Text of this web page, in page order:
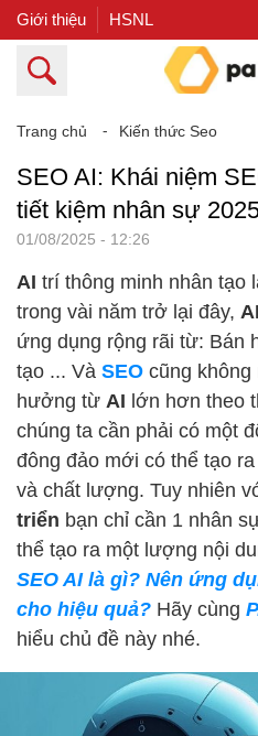
Giới thiệu HSNL
Trang chủ ⁃ Kiến thức Seo
SEO AI: Khái niệm
tiết kiệm nhân sự
01/08/2025 - 12:26
AI trí thông minh nhân tạo
trong vài năm trở lại đây, AI
ứng dụng rộng rãi từ: Bán
tạo ... Và SEO cũng
hưởng từ AI lớn hơn theo
chúng ta cần phải có một
đông đảo mới có thể tạo
và chất lượng. Tuy nhiên
triển bạn chỉ cần 1 nhân
thể tạo ra một lượng nội
SEO AI là gì? Nên ứng
cho hiệu quả? Hãy cùng
hiểu chủ đề này nhé.